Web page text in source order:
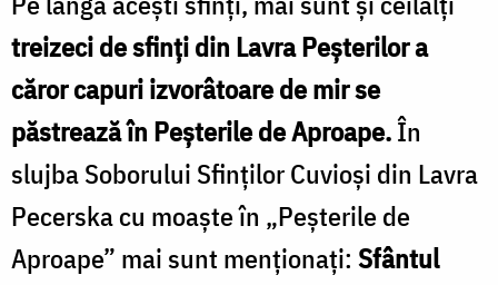
treizeci de sfinți din Lavra Peșterilor a
căror capuri izvorâtoare de mir se
păstrează în Peșterile de Aproape.În
slujba Soborului Sfinților Cuvioși din Lavra
Pecerska cu moaște în „Peșterile de
Aproape” mai sunt menționați: Sfântul